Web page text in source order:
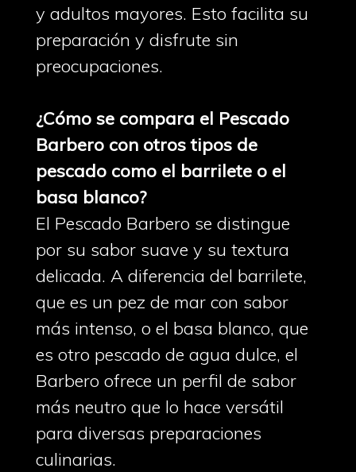
y adultos mayores. Esto facilita su
preparación y disfrute sin
preocupaciones.
¿Cómo se compara el Pescado
Barbero con otros tipos de
pescado como el barrilete o el
basa blanco?
El Pescado Barbero se distingue
por su sabor suave y su textura
delicada. A diferencia del barrilete,
que es un pez de mar con sabor
más intenso, o el basa blanco, que
es otro pescado de agua dulce, el
Barbero ofrece un perfil de sabor
más neutro que lo hace versátil
para diversas preparaciones
culinarias.